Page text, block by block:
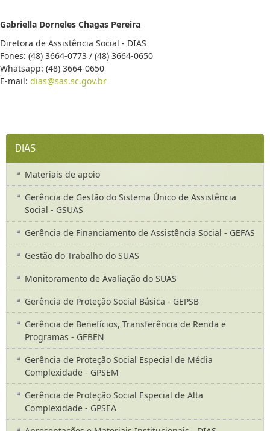
Gabriella Dorneles Chagas Pereira
Diretora de Assistência Social - DIAS
Fones: (48) 3664-0773 / (48) 3664-0650
Whatsapp: (48) 3664-0650
E-mail: dias@sas.sc.gov.br
DIAS
Materiais de apoio
Gerência de Gestão do Sistema Único de Assistência
Social - GSUAS
Gerência de Financiamento de Assistência Social - GEFAS
Gestão do Trabalho do SUAS
Monitoramento de Avaliação do SUAS
Gerência de Proteção Social Básica - GEPSB
Gerência de Benefícios, Transferência de Renda e
Programas - GEBEN
Gerência de Proteção Social Especial de Média
Complexidade - GPSEM
Gerência de Proteção Social Especial de Alta
Complexidade - GPSEA